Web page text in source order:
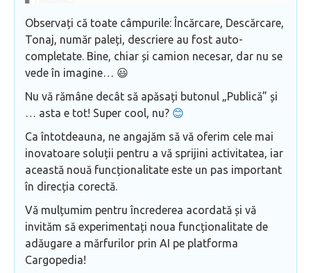
Observați că toate câmpurile: Încărcare, Descărcare,
Tonaj, număr paleți, descriere au fost auto-
completate. Bine, chiar și camion necesar, dar nu se
vede în imagine… 😃
Nu vă rămâne decât să apăsați butonul „Publică” și
… asta e tot! Super cool, nu? 😊
Ca întotdeauna, ne angajăm să vă oferim cele mai
inovatoare soluții pentru a vă sprijini activitatea, iar
această nouă funcționalitate este un pas important
în direcția corectă.
Vă mulțumim pentru încrederea acordată și vă
invităm să experimentați noua funcționalitate de
adăugare a mărfurilor prin AI pe platforma
Cargopedia!